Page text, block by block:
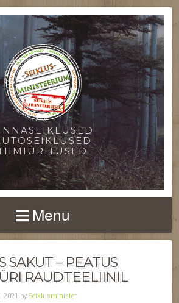
Menu
SAKUT – PEATUS
RAUDTEELIINIL
2021 by Seiklusminister